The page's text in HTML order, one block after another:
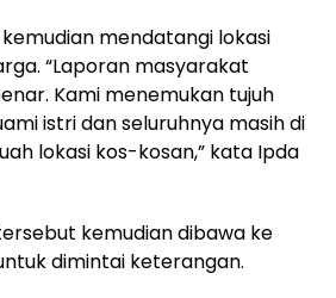
mendatangi lokasi
“Laporan masyarakat
Kami menemukan tujuh
istri dan seluruhnya masih di
lokasi kos-kosan,” kata Ipda
kemudian dibawa ke
dimintai keterangan.